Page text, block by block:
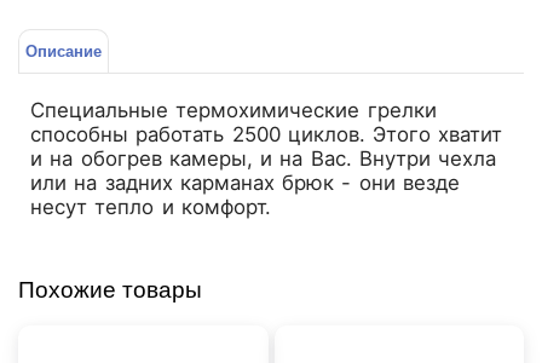
Описание
Специальные термохимические грелки
способны работать 2500 циклов. Этого хватит
и на обогрев камеры, и на Вас. Внутри чехла
или на задних карманах брюк - они везде
несут тепло и комфорт.
Похожие товары